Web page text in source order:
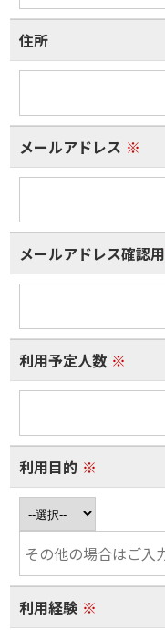
住所
メールアドレス ※
メールアドレス確認用
利用予定人数 ※
利用目的 ※
利用経験 ※